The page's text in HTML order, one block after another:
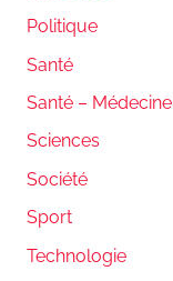
Politique
Santé
Santé – Médecine
Sciences
Société
Sport
Technologie